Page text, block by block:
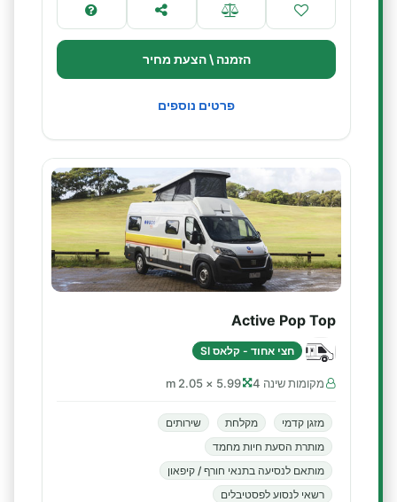
הזמנה \ הצעת מחיר
פרטים נוספים
Active Pop Top
חצי אחוד - קלאס SI
מקומות שינה 4 5.99 × 2.05 m
מזגן קדמי מקלחת
שירותים
מותרת הסעת חיות מחמד
מותאם לנסיעה בתנאי חורף / קיפאון
רשאי לנסוע לפסטיבלים